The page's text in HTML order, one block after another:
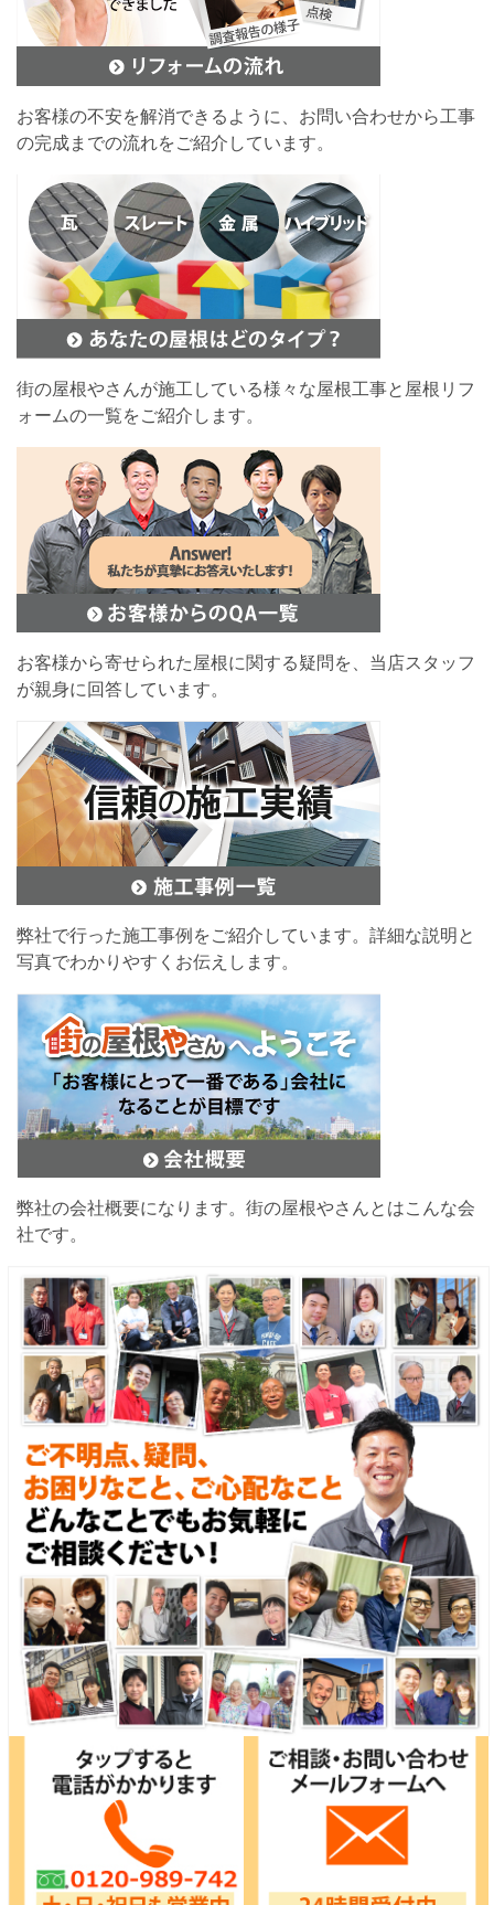
お客様の不安を解消できるように、お問い合わせから工事
の完成までの流れをご紹介しています。
街の屋根やさんが施工している様々な屋根工事と屋根リフ
ォームの一覧をご紹介します。
お客様から寄せられた屋根に関する疑問を、当店スタッフ
が親身に回答しています。
弊社で行った施工事例をご紹介しています。詳細な説明と
写真でわかりやすくお伝えします。
弊社の会社概要になります。街の屋根やさんとはこんな会
社です。